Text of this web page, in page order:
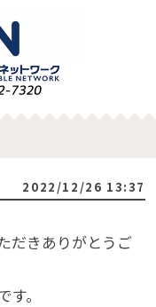
2022/12/26 13:37
だきありがとうご
。